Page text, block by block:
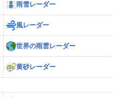
雨雪レーダー
風レーダー
世界の雨雲レーダー
黄砂レーダー